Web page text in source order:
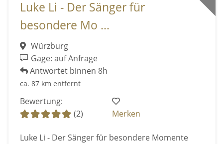
Luke Li - Der Sänger für
besondere Mo ...
Würzburg
Gage: auf Anfrage
Antwortet binnen 8h
ca. 87 km entfernt
Bewertung:
(2)
Merken
Luke Li - Der Sänger für besondere Momente